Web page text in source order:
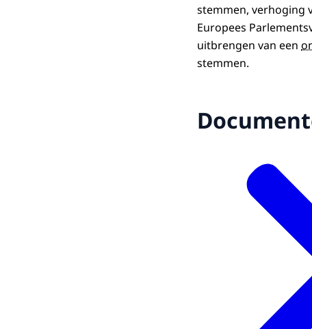
stemmen, verhoging
Europees
uitbrengen van een
stemmen.